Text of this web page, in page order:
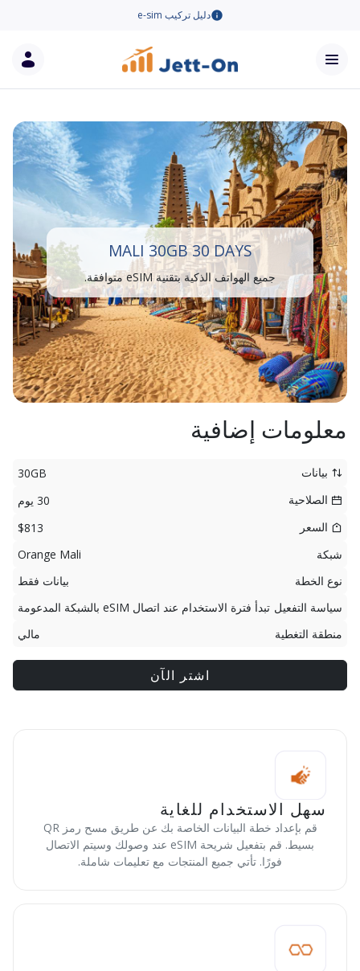
دليل تركيب e-sim
MALI 30GB 30 DAYS
جميع الهواتف الذكية بتقنية eSIM متوافقة.
معلومات إضافية
بيانات
30GB
الصلاحية
30 يوم
السعر
$813
شبكة
Orange Mali
نوع الخطة
بيانات فقط
سياسة التفعيل تبدأ فترة الاستخدام عند اتصال eSIM بالشبكة المدعومة
منطقة التغطية
مالي
اشتر الآن
سهل الاستخدام للغاية
قم بإعداد خطة البيانات الخاصة بك عن طريق مسح رمز QR
بسيط. قم بتفعيل شريحة eSIM عند وصولك وسيتم الاتصال
فورًا. تأتي جميع المنتجات مع تعليمات شاملة.